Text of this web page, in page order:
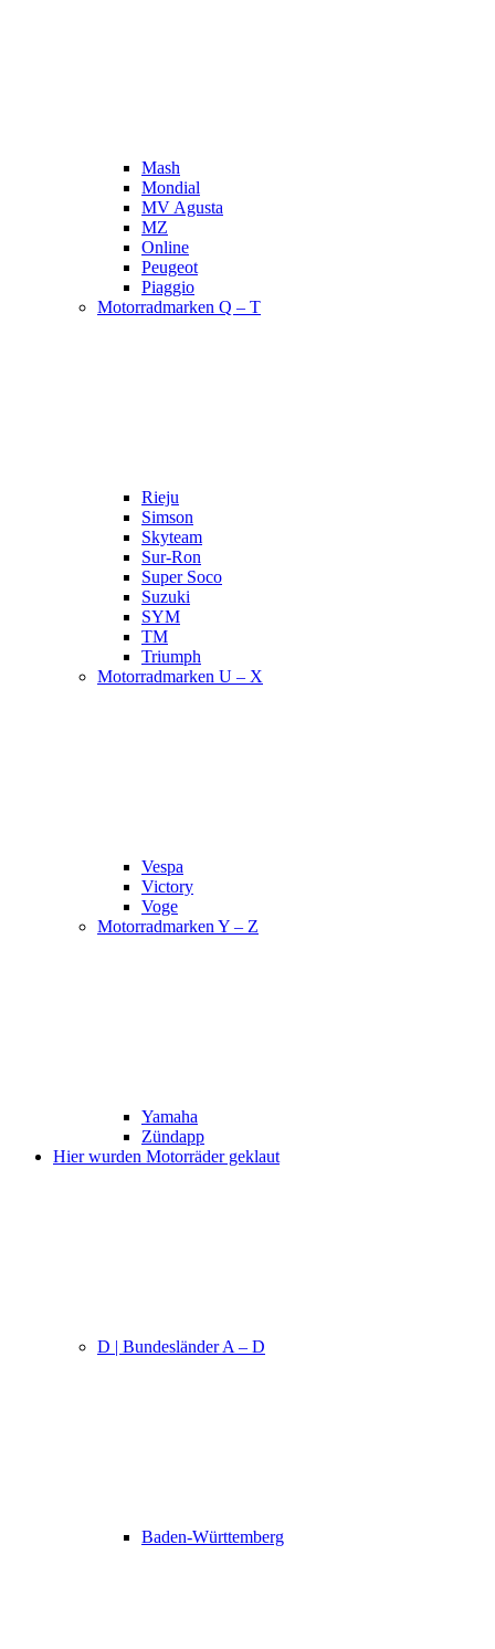
Mash
Mondial
MV Agusta
MZ
Online
Peugeot
Piaggio
Motorradmarken Q – T
Rieju
Simson
Skyteam
Sur-Ron
Super Soco
Suzuki
SYM
TM
Triumph
Motorradmarken U – X
Vespa
Victory
Voge
Motorradmarken Y – Z
Yamaha
Zündapp
Hier wurden Motorräder geklaut
D | Bundesländer A – D
Baden-Württemberg